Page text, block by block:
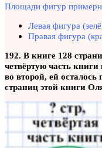
Площади фигур
Левая фигура
Правая фигура
192. В книге 128
четвёртую часть
во второй, ей
страниц этой книги